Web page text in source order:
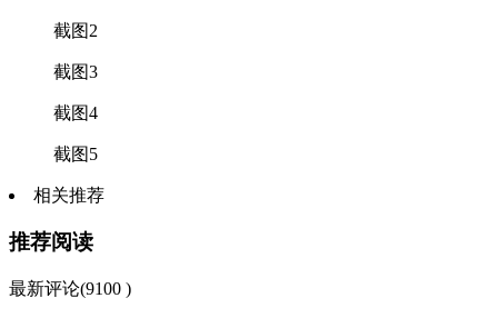
截图2
截图3
截图4
截图5
相关推荐
推荐阅读
最新评论(9100 )